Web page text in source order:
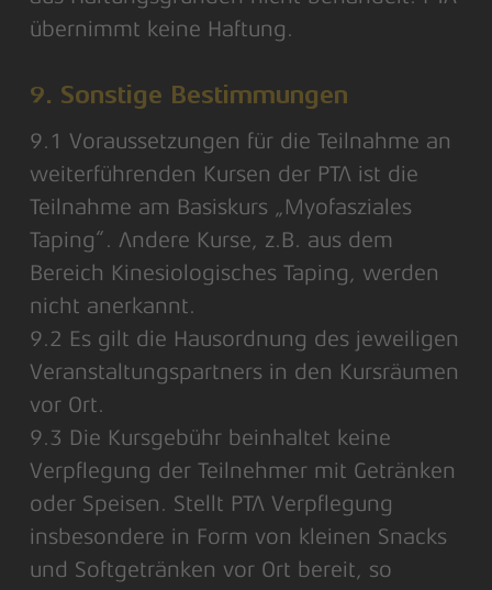
übernimmt keine Haftung.
9. Sonstige Bestimmungen
9.1 Voraussetzungen für die Teilnahme an
weiterführenden Kursen der PTA ist die
Teilnahme am Basiskurs „Myofasziales
Taping“. Andere Kurse, z.B. aus dem
Bereich Kinesiologisches Taping, werden
nicht anerkannt.
9.2 Es gilt die Hausordnung des jeweiligen
Veranstaltungspartners in den Kursräumen
vor Ort.
9.3 Die Kursgebühr beinhaltet keine
Verpflegung der Teilnehmer mit Getränken
oder Speisen. Stellt PTA Verpflegung
insbesondere in Form von kleinen Snacks
und Softgetränken vor Ort bereit, so